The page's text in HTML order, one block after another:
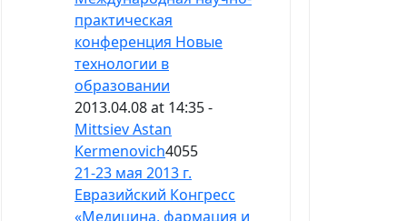
практическая
конференция Новые
технологии в
образовании
2013.04.08 at 14:35 -
Mittsiev Astan
Kermenovich4055
21-23 мая 2013 г.
Евразийский Конгресс
«Медицина, фармация и